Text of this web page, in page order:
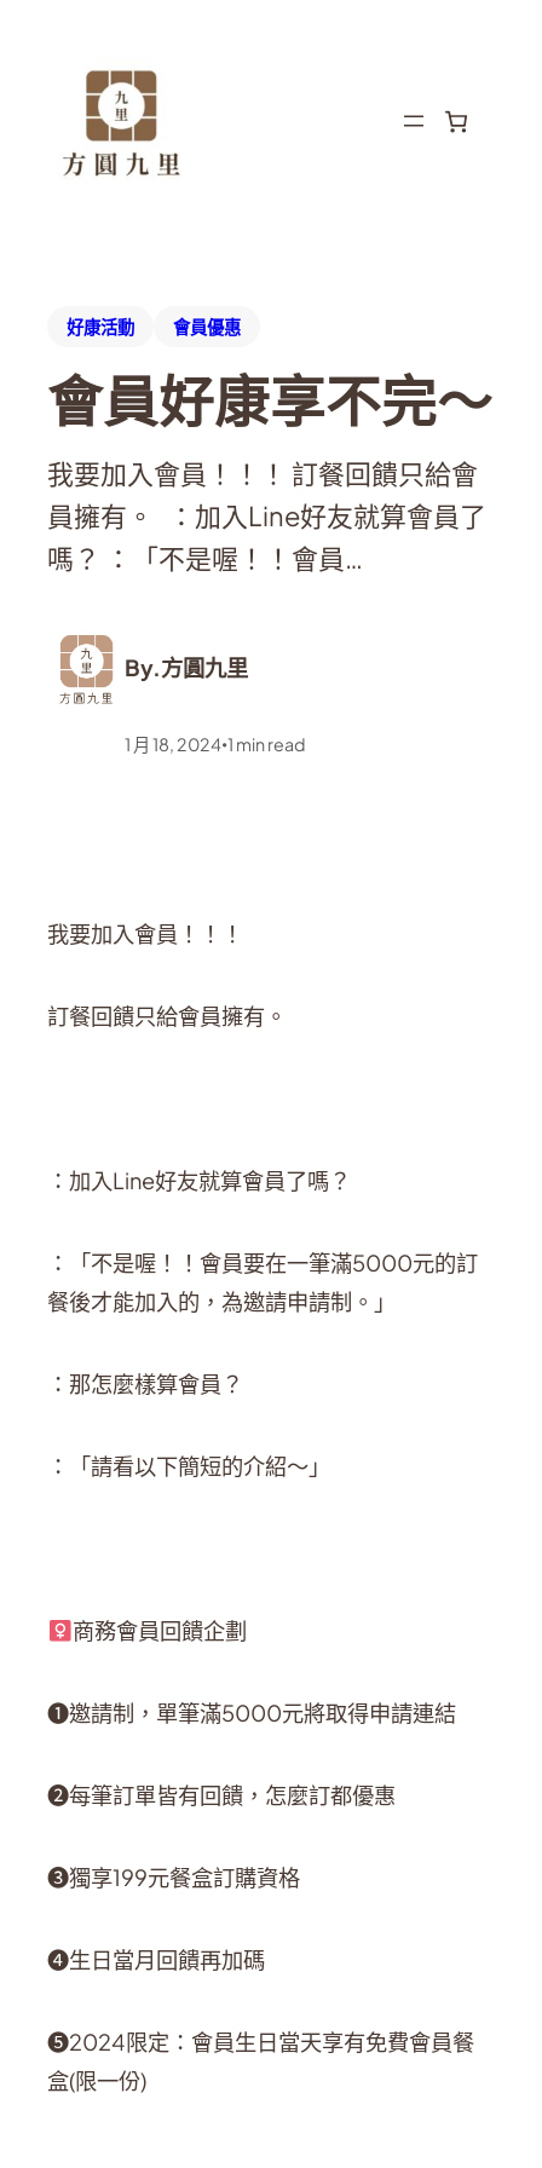
好康活動 會員優惠
會員好康享不完～
我要加入會員！！！ 訂餐回饋只給會
員擁有。 ：加入Line好友就算會員了
嗎？ ：「不是喔！！會員…
By.方圓九里
1 月 18, 2024•1 min read
我要加入會員！！！
訂餐回饋只給會員擁有。
：加入Line好友就算會員了嗎？
：「不是喔！！會員要在一筆滿5000元的訂
餐後才能加入的，為邀請申請制。」
：那怎麼樣算會員？
：「請看以下簡短的介紹～」
商務會員回饋企劃
❶邀請制，單筆滿5000元將取得申請連結
❷每筆訂單皆有回饋，怎麼訂都優惠
❸獨享199元餐盒訂購資格
❹生日當月回饋再加碼
❺2024限定：會員生日當天享有免費會員餐
盒(限一份)